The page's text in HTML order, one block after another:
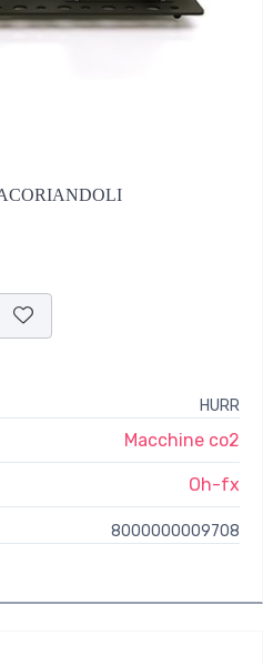
HURR
Macchine co2
Oh-fx
8000000009708